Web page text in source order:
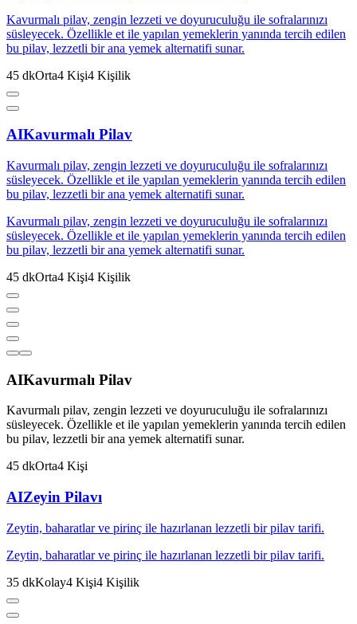
Kavurmalı pilav, zengin lezzeti ve doyuruculuğu ile sofralarınızı
süsleyecek. Özellikle et ile yapılan yemeklerin yanında tercih edilen
bu pilav, lezzetli bir ana yemek alternatifi sunar.
45 dkOrta4 Kişi4 Kişilik
AIKavurmalı Pilav
Kavurmalı pilav, zengin lezzeti ve doyuruculuğu ile sofralarınızı
süsleyecek. Özellikle et ile yapılan yemeklerin yanında tercih edilen
bu pilav, lezzetli bir ana yemek alternatifi sunar.
Kavurmalı pilav, zengin lezzeti ve doyuruculuğu ile sofralarınızı
süsleyecek. Özellikle et ile yapılan yemeklerin yanında tercih edilen
bu pilav, lezzetli bir ana yemek alternatifi sunar.
45 dkOrta4 Kişi4 Kişilik
AIKavurmalı Pilav
Kavurmalı pilav, zengin lezzeti ve doyuruculuğu ile sofralarınızı
süsleyecek. Özellikle et ile yapılan yemeklerin yanında tercih edilen
bu pilav, lezzetli bir ana yemek alternatifi sunar.
45 dkOrta4 Kişi
AIZeyin Pilavı
Zeytin, baharatlar ve pirinç ile hazırlanan lezzetli bir pilav tarifi.
Zeytin, baharatlar ve pirinç ile hazırlanan lezzetli bir pilav tarifi.
35 dkKolay4 Kişi4 Kişilik